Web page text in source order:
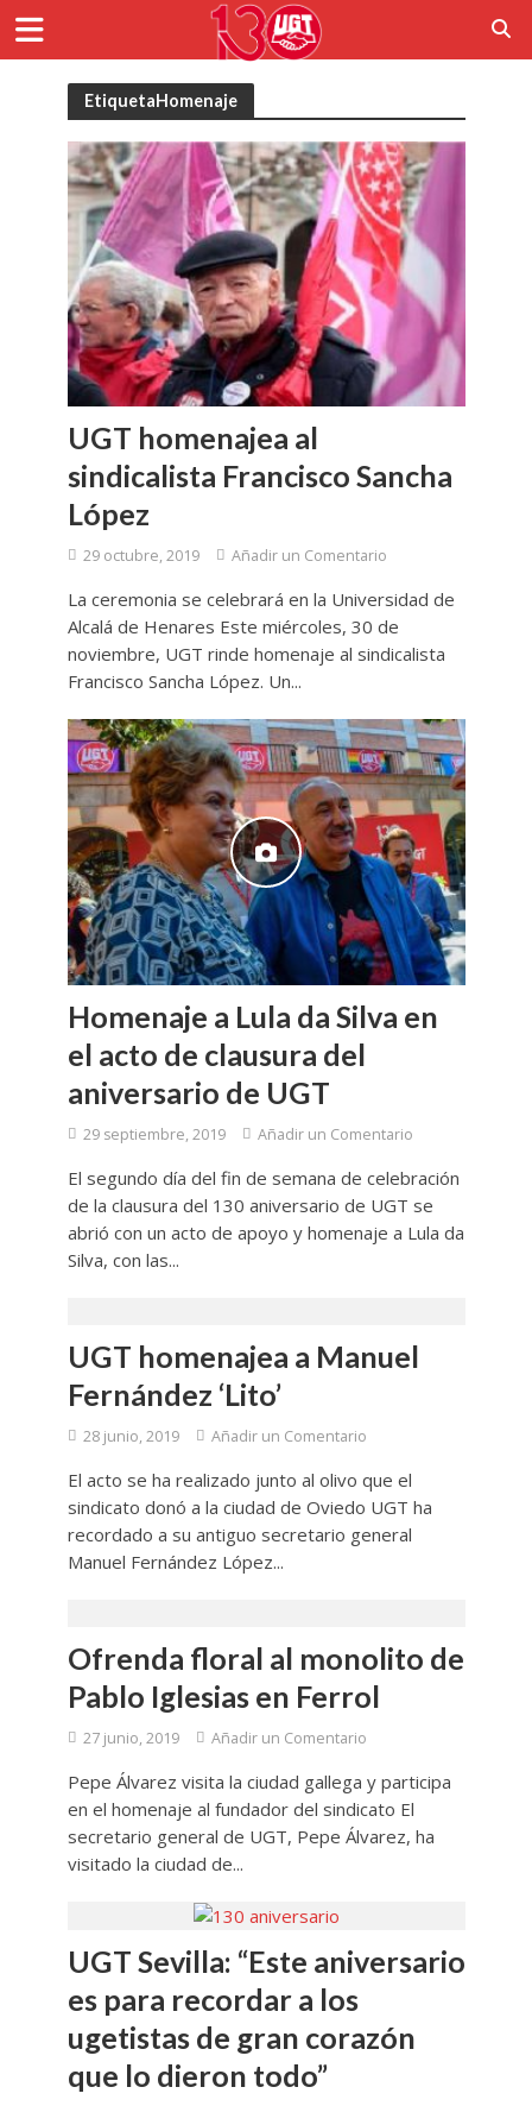
EtiquetaHomenaje
UGT homenajea al
sindicalista Francisco Sancha
López
29 octubre, 2019 Añadir un Comentario
La ceremonia se celebrará en la Universidad de
Alcalá de Henares Este miércoles, 30 de
noviembre, UGT rinde homenaje al sindicalista
Francisco Sancha López. Un...
Homenaje a Lula da Silva en
el acto de clausura del
aniversario de UGT
29 septiembre, 2019 Añadir un Comentario
El segundo día del fin de semana de celebración
de la clausura del 130 aniversario de UGT se
abrió con un acto de apoyo y homenaje a Lula da
Silva, con las...
UGT homenajea a Manuel
Fernández ‘Lito’
28 junio, 2019 Añadir un Comentario
El acto se ha realizado junto al olivo que el
sindicato donó a la ciudad de Oviedo UGT ha
recordado a su antiguo secretario general
Manuel Fernández López...
Ofrenda floral al monolito de
Pablo Iglesias en Ferrol
27 junio, 2019 Añadir un Comentario
Pepe Álvarez visita la ciudad gallega y participa
en el homenaje al fundador del sindicato El
secretario general de UGT, Pepe Álvarez, ha
visitado la ciudad de...
UGT Sevilla: “Este aniversario
es para recordar a los
ugetistas de gran corazón
que lo dieron todo”